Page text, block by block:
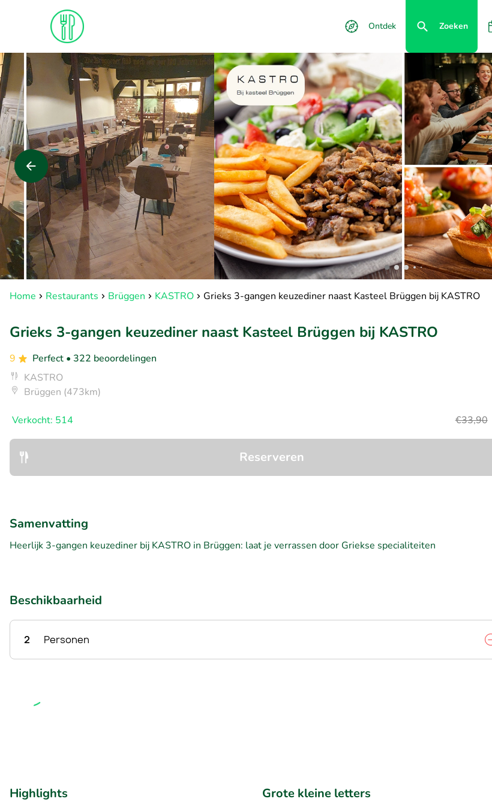
Ontdek Zoeken
Home Restaurants Brüggen KASTRO Grieks 3-gangen keuzediner naast Kasteel Brüggen bij KASTRO
Grieks 3-gangen keuzediner naast Kasteel Brüggen bij KASTRO
9 Perfect • 322 beoordelingen
KASTRO
Brüggen (473km)
Verkocht: 514 €33,90
Reserveren
Samenvatting
Heerlijk 3-gangen keuzediner bij KASTRO in Brüggen: laat je verrassen door Griekse specialiteiten
Beschikbaarheid
2 Personen
Highlights Grote kleine letters